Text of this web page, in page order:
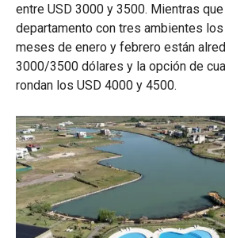
entre USD 3000 y 3500. Mientras que
departamento con tres ambientes
meses de enero y febrero están
3000/3500 dólares y la opción de
rondan los USD 4000 y 4500.